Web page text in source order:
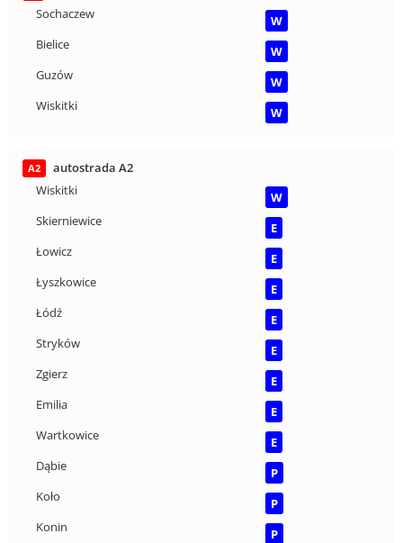
Sochaczew
W
Bielice
W
Guzów
W
Wiskitki
W
A2
autostrada A2
Wiskitki
W
Skierniewice
E
Łowicz
E
Łyszkowice
E
Łódź
E
Stryków
E
Zgierz
E
Emilia
E
Wartkowice
E
Dąbie
P
Koło
P
Konin
P